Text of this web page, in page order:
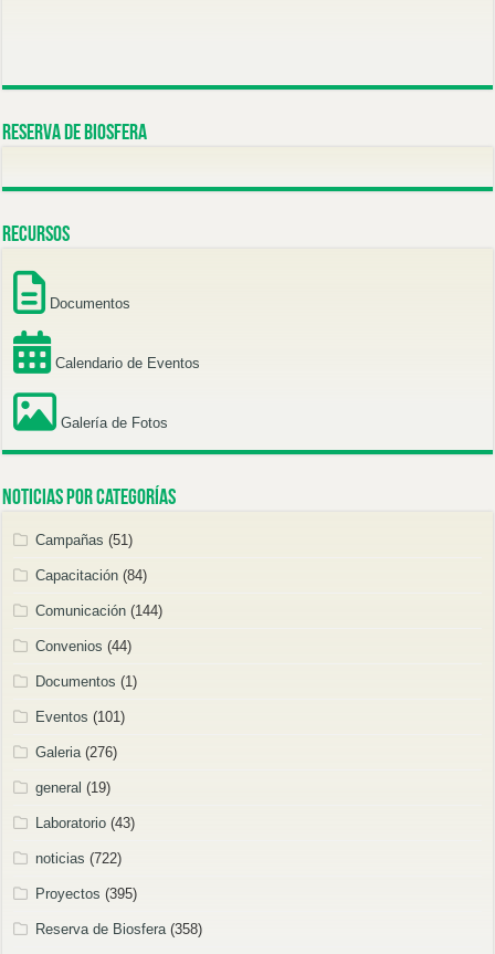
Reserva de Biosfera
Recursos
Documentos
Calendario de Eventos
Galería de Fotos
Noticias por categorías
Campañas (51)
Capacitación (84)
Comunicación (144)
Convenios (44)
Documentos (1)
Eventos (101)
Galeria(276)
general (19)
Laboratorio (43)
noticias (722)
Proyectos (395)
Reserva de Biosfera(358)